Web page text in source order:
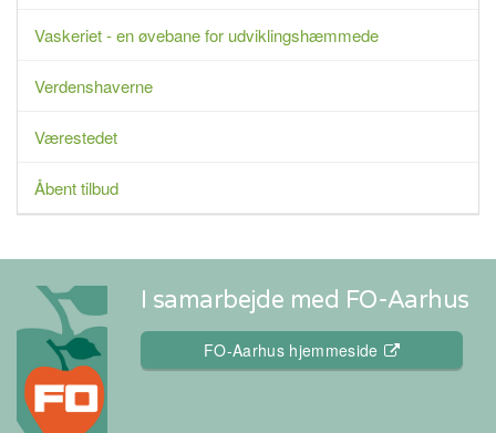
Vaskeriet - en øvebane for udviklingshæmmede
Verdenshaverne
Værestedet
Åbent tilbud
I samarbejde med FO-Aarhus
FO-Aarhus hjemmeside